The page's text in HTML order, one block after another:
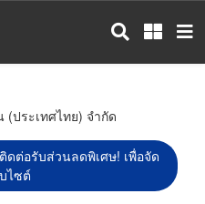
(ประเทศไทย) จำกัด
ดต่อรับส่วนลดพิเศษ! เพื่อจัด
ไซต์